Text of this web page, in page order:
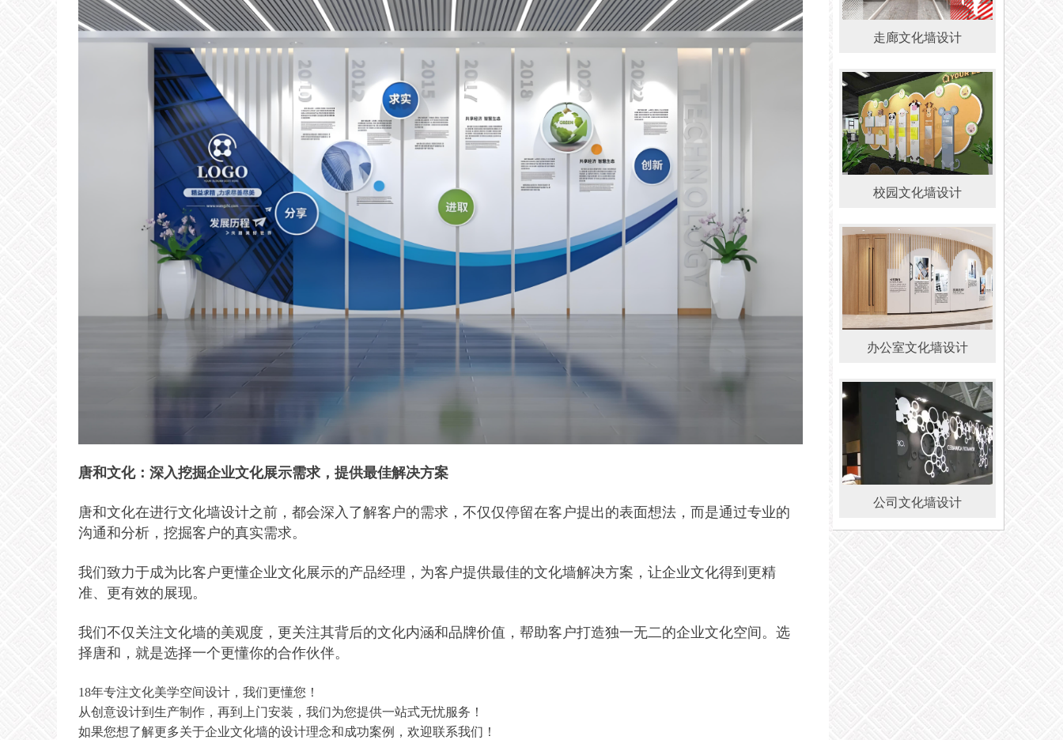
唐和文化：深入挖掘企业文化展示需求，提供最佳解决方案
唐和文化在进行文化墙设计之前，都会深入了解客户的需求，不仅仅停留在客户提出的表面想法，而是通过专业的
沟通和分析，挖掘客户的真实需求。
我们致力于成为比客户更懂企业文化展示的产品经理，为客户提供最佳的文化墙解决方案，让企业文化得到更精
准、更有效的展现。
我们不仅关注文化墙的美观度，更关注其背后的文化内涵和品牌价值，帮助客户打造独一无二的企业文化空间。选
择唐和，就是选择一个更懂你的合作伙伴。
18年专注文化美学空间设计，我们更懂您！
从创意设计到生产制作，再到上门安装，我们为您提供一站式无忧服务！
如果您想了解更多关于企业文化墙的设计理念和成功案例，欢迎联系我们！
走廊文化墙设计
校园文化墙设计
办公室文化墙设计
公司文化墙设计